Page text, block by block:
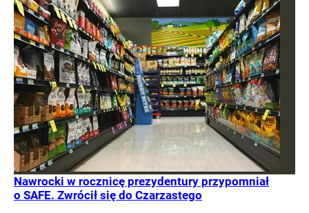
Nawrocki w rocznicę prezydentury przypomniał
o SAFE. Zwrócił się do Czarzastego